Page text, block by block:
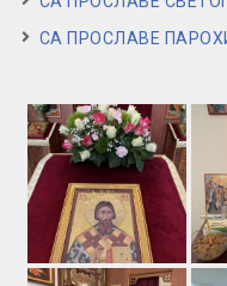
СА ПРОСЛАВЕ